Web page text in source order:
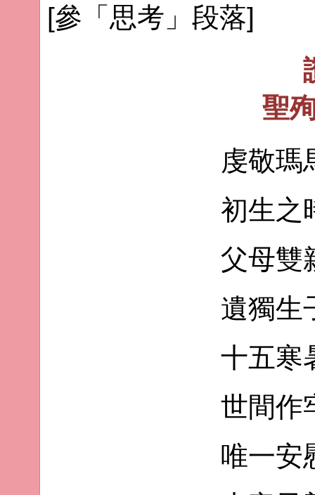
[參「思考」段落]
聖
虔敬瑪
初生之
父母雙
遺獨生
十五寒
世間作
唯一安